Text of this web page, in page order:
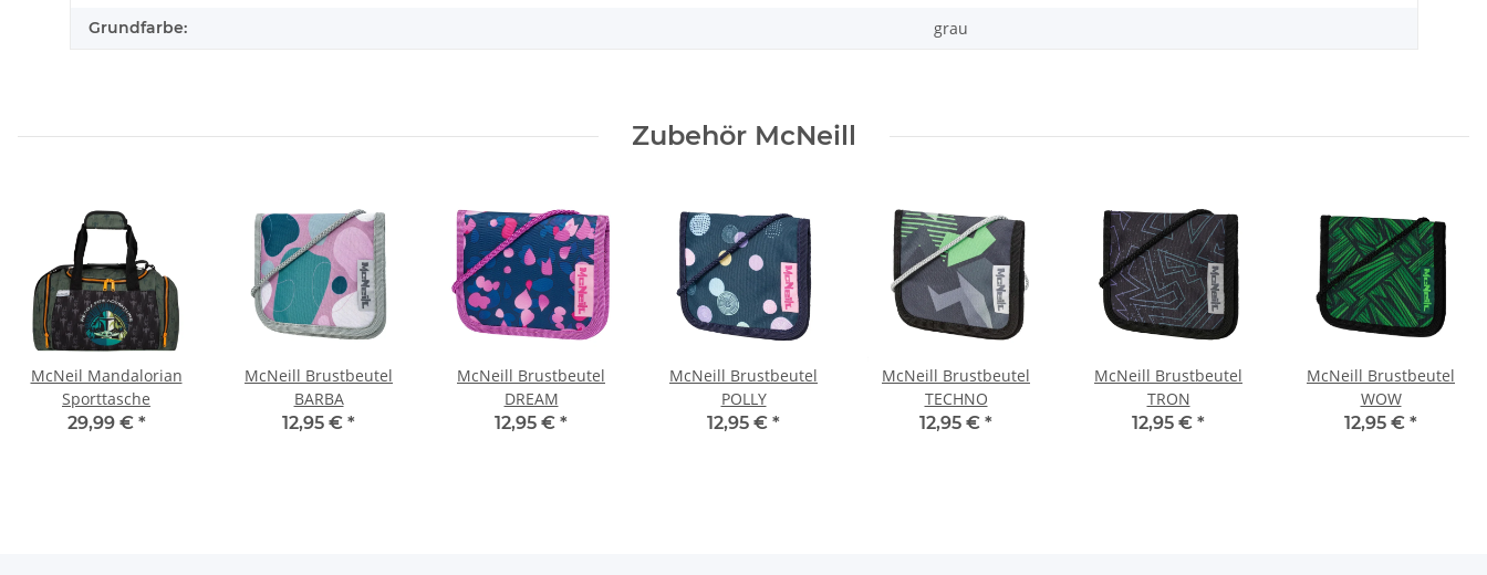
Grundfarbe: grau
Zubehör McNeill
McNeil Mandalorian
Sporttasche
29,99 € *
McNeill Brustbeutel
BARBA
12,95 € *
McNeill Brustbeutel
DREAM
12,95 € *
McNeill Brustbeutel
POLLY
12,95 € *
McNeill Brustbeutel
TECHNO
12,95 € *
McNeill Brustbeutel
TRON
12,95 € *
McNeill Brustbeutel
WOW
12,95 € *